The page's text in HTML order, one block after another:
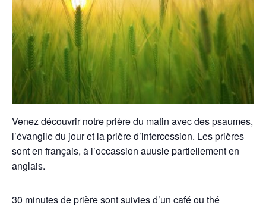
Venez découvrir notre prière du matin avec des psaumes,
l’évangile du jour et la prière d’intercession. Les prières
sont en français, à l’occassion auusie partiellement en
anglais.
30 minutes de prière sont suivies d’un café ou thé